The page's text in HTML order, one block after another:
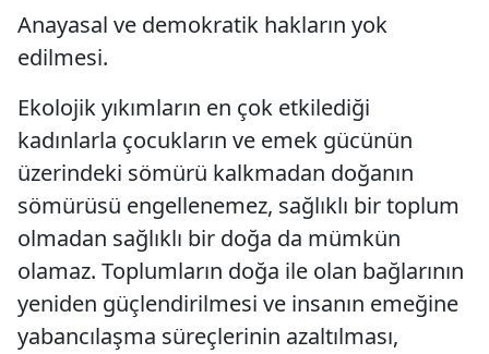
Anayasal ve demokratik hakların yok
edilmesi.
Ekolojik yıkımların en çok etkilediği
kadınlarla çocukların ve emek gücünün
üzerindeki sömürü kalkmadan doğanın
sömürüsü engellenemez, sağlıklı bir toplum
olmadan sağlıklı bir doğa da mümkün
olamaz. Toplumların doğa ile olan bağlarının
yeniden güçlendirilmesi ve insanın emeğine
yabancılaşma süreçlerinin azaltılması,